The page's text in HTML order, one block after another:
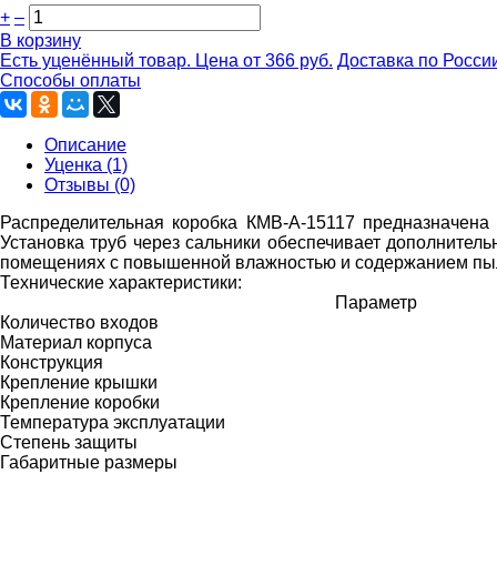
+ –
В корзину
Есть уценённый товар. Цена от 366 руб. Доставка по
Способы оплаты
Описание
Уценка (1)
Отзывы (0)
Распределительная коробка КМВ-А-15117
Установка труб через сальники обеспечивает
помещениях с повышенной влажностью и содержанием
Технические характеристики:
Параметр
Количество входов
Материал корпуса
Конструкция
Крепление крышки
Крепление коробки
Температура эксплуатации
Степень защиты
Габаритные размеры